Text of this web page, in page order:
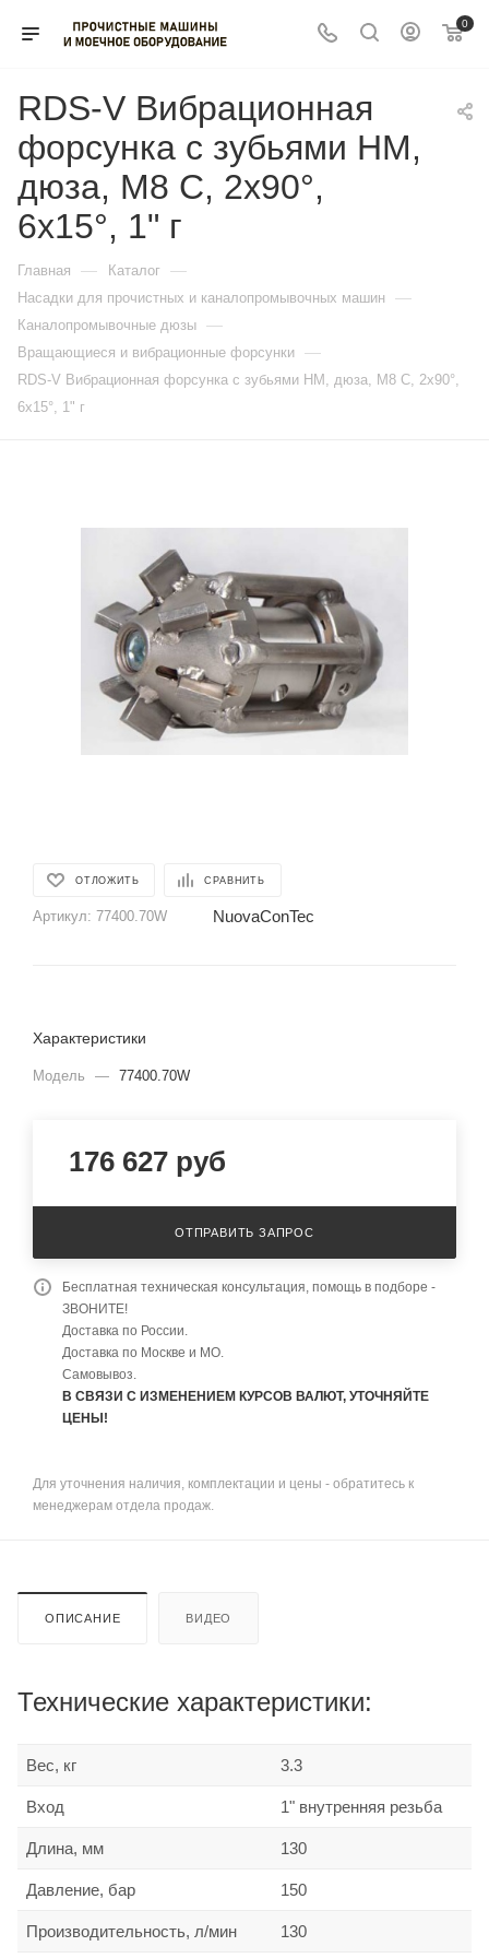
0
RDS-V Вибрационная
форсунка с зубьями HM,
дюза, M8 C, 2x90°,
6x15°, 1" г
Главная — Каталог —
Насадки для прочистных и каналопромывочных машин —
Каналопромывочные дюзы —
Вращающиеся и вибрационные форсунки —
RDS-V Вибрационная форсунка с зубьями HM, дюза, M8 C, 2x90°,
6x15°, 1" г
ОТЛОЖИТЬ СРАВНИТЬ
Артикул: 77400.70W NuovaConTec
Характеристики
Модель — 77400.70W
176 627 руб
ОТПРАВИТЬ ЗАПРОС
Бесплатная техническая консультация, помощь в подборе -
ЗВОНИТЕ!
Доставка по России.
Доставка по Москве и МО.
Самовывоз.
В СВЯЗИ С ИЗМЕНЕНИЕМ КУРСОВ ВАЛЮТ, УТОЧНЯЙТЕ
ЦЕНЫ!
Для уточнения наличия, комплектации и цены - обратитесь к
менеджерам отдела продаж.
ОПИСАНИЕ ВИДЕО
Технические характеристики:
Вес, кг 3.3
Вход 1" внутренняя резьба
Длина, мм 130
Давление, бар 150
Производительность, л/мин 130